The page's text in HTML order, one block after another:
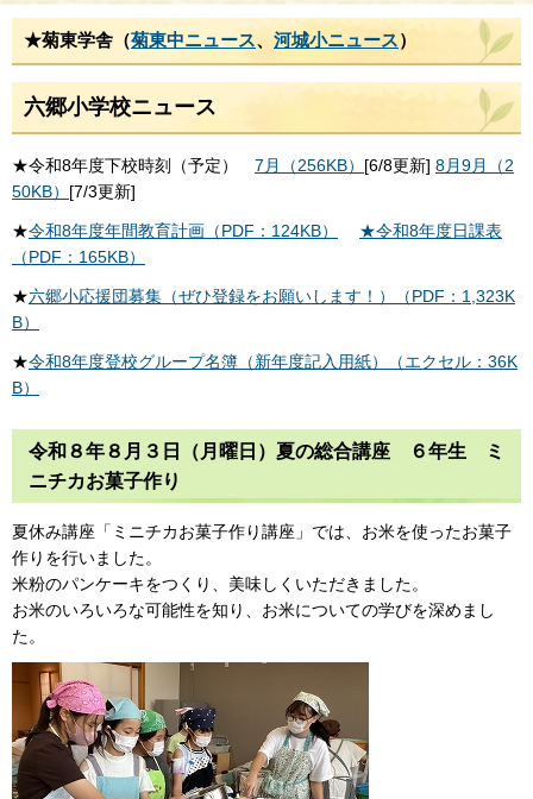
★菊東学舎（菊東中ニュース、 河城小ニュース）
六郷小学校ニュース
★令和8年度下校時刻（予定） 7月（256KB） [6/8更新] 8月9月（2
50KB） [7/3更新]
★令和8年度年間教育計画（PDF：124KB）
★令和8年度日課表
（PDF：165KB）
★六郷小応援団募集（ぜひ登録をお願いします！）（PDF：1,323K
B）
★令和8年度登校グループ名簿（新年度記入用紙）（エクセル：36K
B）
令和８年８月３日（月曜日）夏の総合講座 ６年生 ミ
ニチカお菓子作り
夏休み講座「ミニチカお菓子作り講座」では、お米を使ったお菓子
作りを行いました。
米粉のパンケーキをつくり、美味しくいただきました。
お米のいろいろな可能性を知り、お米についての学びを深めまし
た。